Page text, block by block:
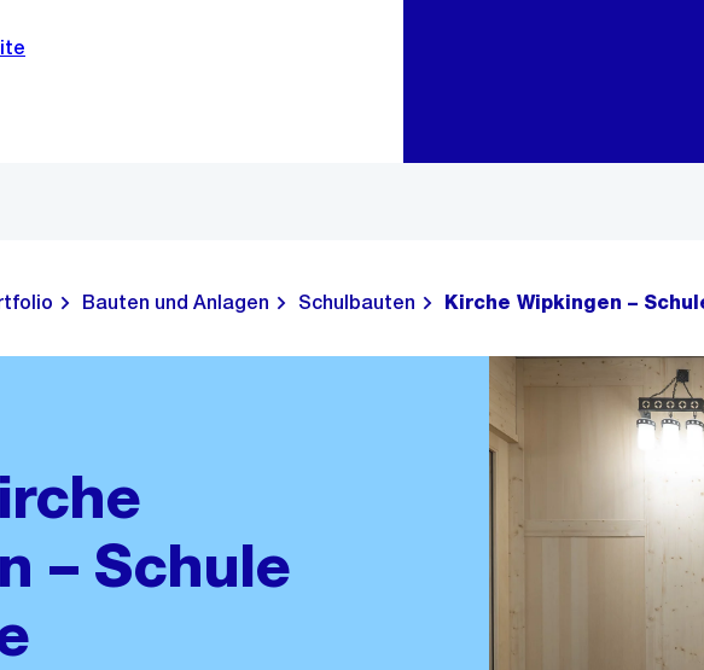
Bauten und Anlagen Schulbauten Kirche Wipkingen –
– Schule